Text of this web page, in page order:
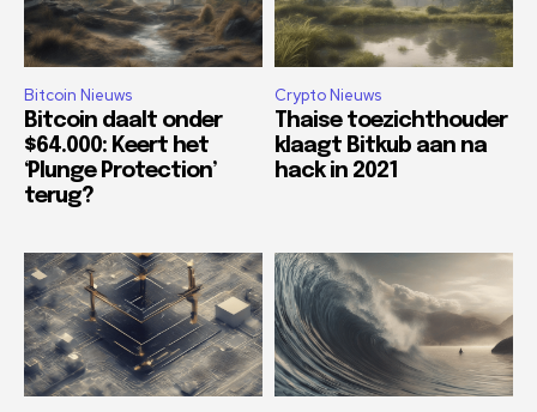
Bitcoin Nieuws
Bitcoin daalt onder
$64.000: Keert het
‘Plunge Protection’
terug?
Crypto Nieuws
Thaise toezichthouder
klaagt Bitkub aan na
hack in 2021